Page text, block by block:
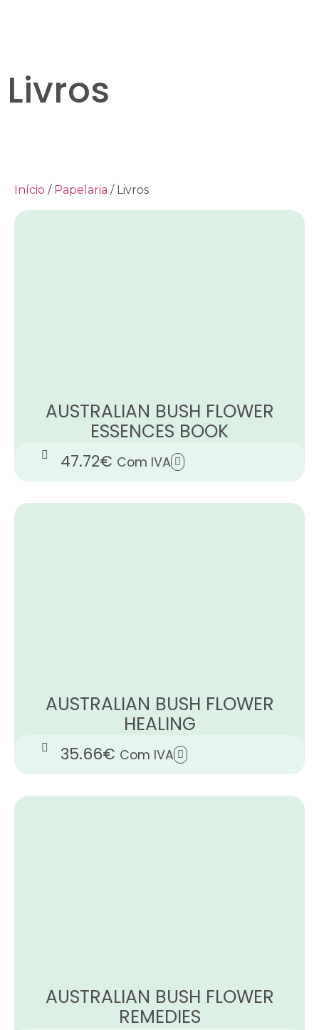
Livros
Início / Papelaria / Livros
AUSTRALIAN BUSH FLOWER
ESSENCES BOOK
47.72€ Com IVA
AUSTRALIAN BUSH FLOWER
HEALING
35.66€ Com IVA
AUSTRALIAN BUSH FLOWER
REMEDIES